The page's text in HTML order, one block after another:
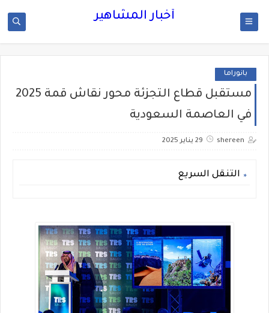
أخبار المشاهير
بانوراما
مستقبل قطاع التجزئة محور نقاش قمة 2025
في العاصمة السعودية
shereen 29 يناير 2025
التنقل السريع